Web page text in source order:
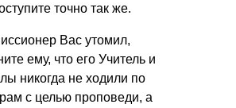
точно так же.
Вас утомил,
ему, что его Учитель и
никогда не ходили по
с целью проповеди, а